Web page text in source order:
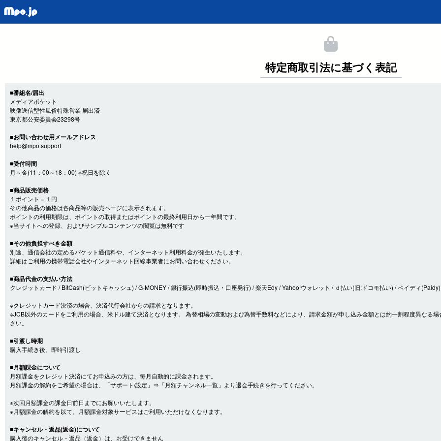
特定商取引法に基づく表記
■番組名/届出
メディアポケット
映像送信型性風俗特殊営業 届出済
東京都公安委員会23298号
■お問い合わせ用メールアドレス
help@mpo.support
■受付時間
月～金(11：00～18：00) ※祝日を除く
■商品販売価格
１ポイント＝１円
その他商品の価格は各商品等の販売ページに表示されます。
ポイントの利用期限は、ポイントの取得またはポイントの最終利用日から一年間です。
※当サイトへの登録、およびサンプルコンテンツの閲覧は無料です
■その他負担すべき金額
別途、通信会社の定めるパケット通信料や、インターネット利用料金が発生いたします。
詳細はご利用の携帯電話会社やインターネット回線事業者にお問い合わせください。
■商品代金の支払い方法
クレジットカード / BitCash(ビットキャッシュ) / G-MONEY / 銀行振込(即時振込・口座発行) / 楽天Edy / Yahoo!ウォレット / ｄ払い(旧:ドコモ払い) / ペイディ(Paidy)
※クレジットカード決済の場合、決済代行会社からの請求となります。
※JCB以外のカードをご利用の場合、米ドル建て決済となります。 為替相場の変動および為替手数料などにより、請求金額が申し込み金額とは約一割程度異なる
さい。
■引渡し時期
購入手続き後、即時引渡し
■月額課金について
月額課金をクレジット決済にてお申込みの方は、毎月自動的に課金されます。
月額課金の解約をご希望の場合は、「サポート/設定」⇒「月額チャンネル一覧」より退会手続きを行ってください。
※次回月額課金の課金日前日までにお願いいたします。
※月額課金の解約を以て、月額課金対象サービスはご利用いただけなくなります。
■キャンセル・返品(返金)について
購入後のキャンセル・返品（返金）は、お受けできません